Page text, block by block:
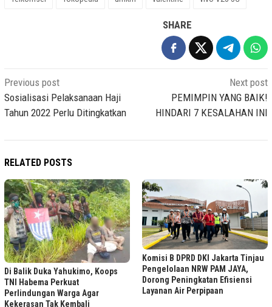
SHARE
Post
navigation
Previous post
Sosialisasi Pelaksanaan Haji
Tahun 2022 Perlu Ditingkatkan
Next post
PEMIMPIN YANG BAIK!
HINDARI 7 KESALAHAN INI
RELATED POSTS
Di Balik Duka Yahukimo, Koops
TNI Habema Perkuat
Perlindungan Warga Agar
Kekerasan Tak Kembali
Komisi B DPRD DKI Jakarta Tinjau
Pengelolaan NRW PAM JAYA,
Dorong Peningkatan Efisiensi
Layanan Air Perpipaan